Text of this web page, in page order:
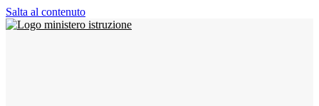
Salta al contenuto